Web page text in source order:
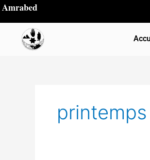
Aller
contenu
Amrabed